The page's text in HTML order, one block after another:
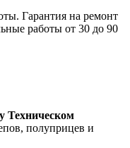
Гарантия на ремонт
работы от 30 до 90
Техническом
полуприцев и